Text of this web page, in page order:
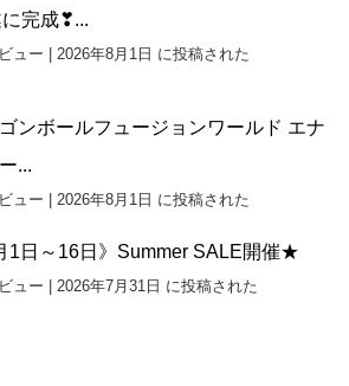
完成❣...
ュー | 2026年8月1日 に投稿された
ンボールフュージョンワールド エナ
...
ュー | 2026年8月1日 に投稿された
1日～16日》Summer SALE開催★
ュー | 2026年7月31日 に投稿された